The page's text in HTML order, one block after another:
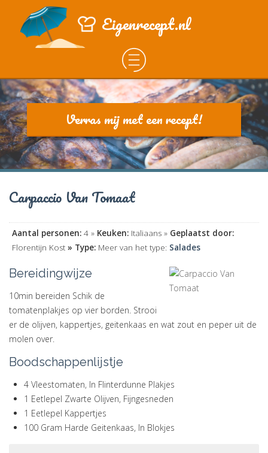
Eigenrecept.nl
Verras mij met een recept!
Carpaccio Van Tomaat
Aantal personen: 4 » Keuken: Italiaans » Geplaatst door:
Florentijn Kost » Type: Meer van het type: Salades
Bereidingwijze
10min bereiden Schik de
tomatenplakjes op vier borden. Strooi
er de olijven, kappertjes, geitenkaas en wat zout en peper uit de
molen over.
Boodschappenlijstje
4 Vleestomaten, In Flinterdunne Plakjes
1 Eetlepel Zwarte Olijven, Fijngesneden
1 Eetlepel Kappertjes
100 Gram Harde Geitenkaas, In Blokjes